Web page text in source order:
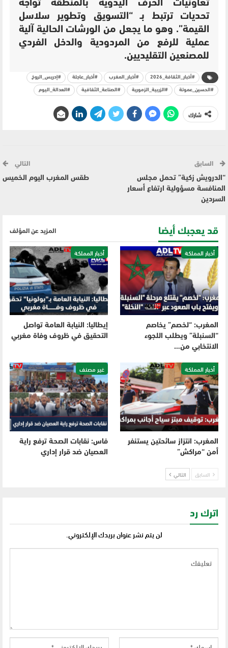
تعاونيات الحرف اليدوية بالمنطقة تواجه
تحديات ترتبط بـ “التسويق وتطوير سلاسل
القيمة”. وهو ما يجعل من الورشات الحالية آلية
عملية للرفع من المردودية والدخل الفردي
للمصنعين التقليديين.
#أخبار_الثقافة_2026 #أخبار_المغرب #أخبار_عاجلة #إدريس_الروخ
#الحسين_عموتة #الزربية_الزمورية #الصناعة_الثقافية #العدالة_اليوم
شارك
السابق
“الدرويش زكية” تحمل مجلس
المنافسة مسؤولية ارتفاع أسعار
السردين
التالي
طقس المغرب اليوم الخميس
قد يعجبك أيضا المزيد عن المؤلف
أخبار المملكة
المغرب: “لخصم” يخاصم
“السنبلة” ويطلب اللجوء
الانتخابي من…
أخبار المملكة
إيطاليا: النيابة العامة تواصل
التحقيق في ظروف وفاة مغربي
أخبار المملكة
المغرب: انتزاز سائحتين يستنفر
أمن “مراكش”
غير مصنف
فاس: نقابات الصحة ترفع راية
العصيان ضد قرار إداري
السابق التالي
اترك رد
لن يتم نشر عنوان بريدك الإلكتروني.